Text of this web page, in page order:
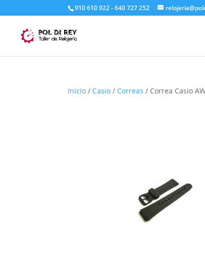
910 610 922 - 640 727 252
Inicio / Casio / Correas / Correa Casio